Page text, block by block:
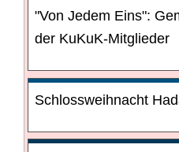
"Von Jedem Eins":
der KuKuK-Mitglieder
Schlossweihnacht